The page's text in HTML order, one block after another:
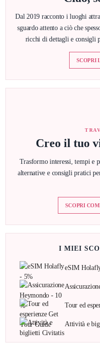
Dal 2019 racconto i luoghi
sguardo attento a ciò che
ricchi di dettagli e consigli
SCOPRI
Creo il tuo
Trasformo interessi, tempi e
alternative e consigli pratici
SCOPRI
I MIEI
eSIM
Tour ed
Attività e